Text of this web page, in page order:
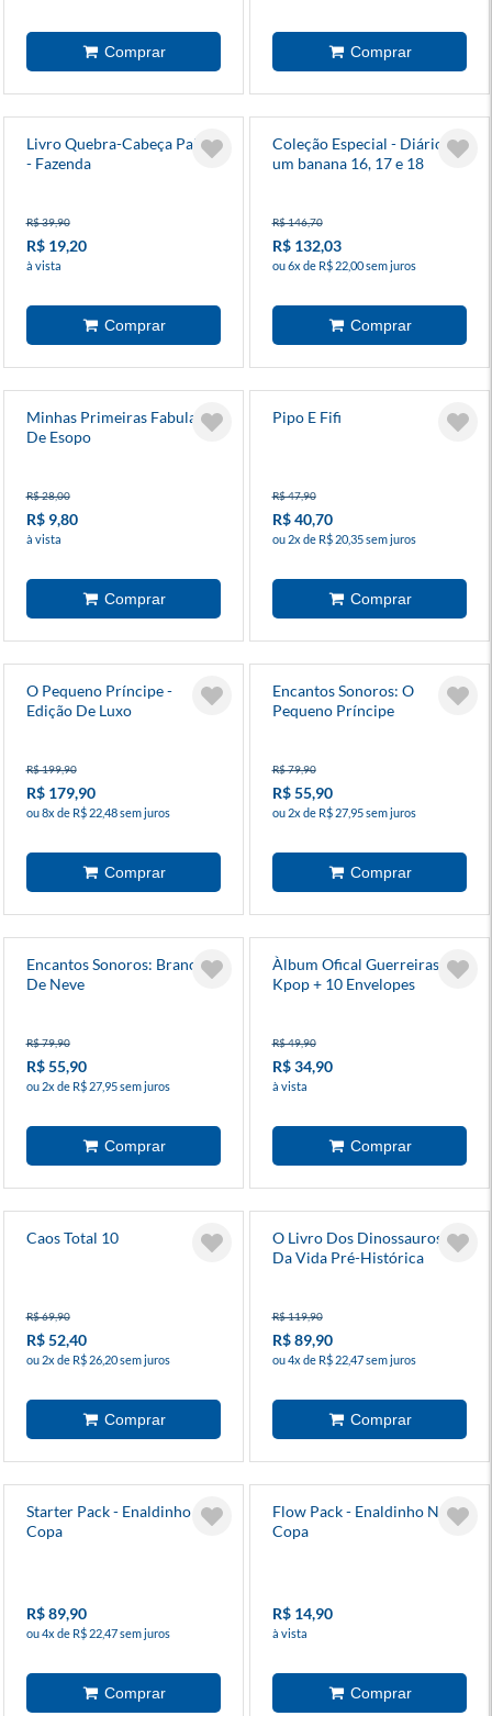
Livro Quebra-Cabeça Palito
- Fazenda
R$ 39,90
R$ 19,20
à vista
Coleção Especial - Diário de
um banana 16, 17 e 18
R$ 146,70
R$ 132,03
ou 6x de R$ 22,00 sem juros
Minhas Primeiras Fabulas
De Esopo
R$ 28,00
R$ 9,80
à vista
Pipo E Fifi
R$ 47,90
R$ 40,70
ou 2x de R$ 20,35 sem juros
O Pequeno Príncipe -
Edição De Luxo
R$ 199,90
R$ 179,90
ou 8x de R$ 22,48 sem juros
Encantos Sonoros: O
Pequeno Príncipe
R$ 79,90
R$ 55,90
ou 2x de R$ 27,95 sem juros
Encantos Sonoros: Branca
De Neve
R$ 79,90
R$ 55,90
ou 2x de R$ 27,95 sem juros
Àlbum Ofical Guerreiras Do
Kpop + 10 Envelopes
R$ 49,90
R$ 34,90
à vista
Caos Total 10
R$ 69,90
R$ 52,40
ou 2x de R$ 26,20 sem juros
O Livro Dos Dinossauros E
Da Vida Pré-Histórica
R$ 119,90
R$ 89,90
ou 4x de R$ 22,47 sem juros
Starter Pack - Enaldinho Na
Copa
R$ 89,90
ou 4x de R$ 22,47 sem juros
Flow Pack - Enaldinho Na
Copa
R$ 14,90
à vista